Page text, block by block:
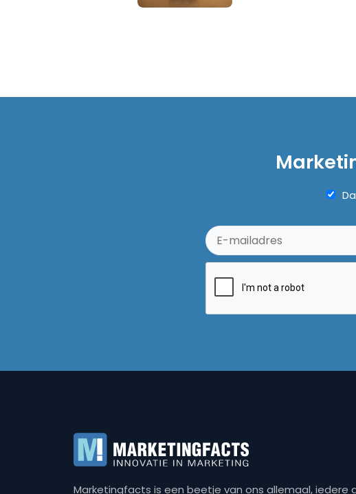
Marketingfacts is een beetje van ons allemaal, iedere